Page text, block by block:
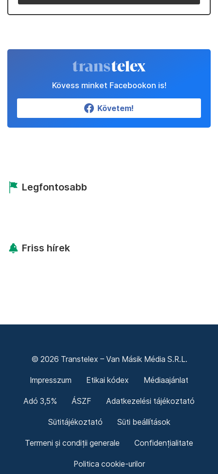
Kövess minket Facebookon is!
Követem!
Legfontosabb
Friss hírek
© 2026 Transtelex – Van Másik Média S.R.L.
Impresszum Etikai kódex Médiaajánlat
Adó 3,5% ÁSZF Adatkezelési tájékoztató
Sütitájékoztató Süti beállítások
Termeni și condiții generale Confidențialitate
Politica cookie-urilor